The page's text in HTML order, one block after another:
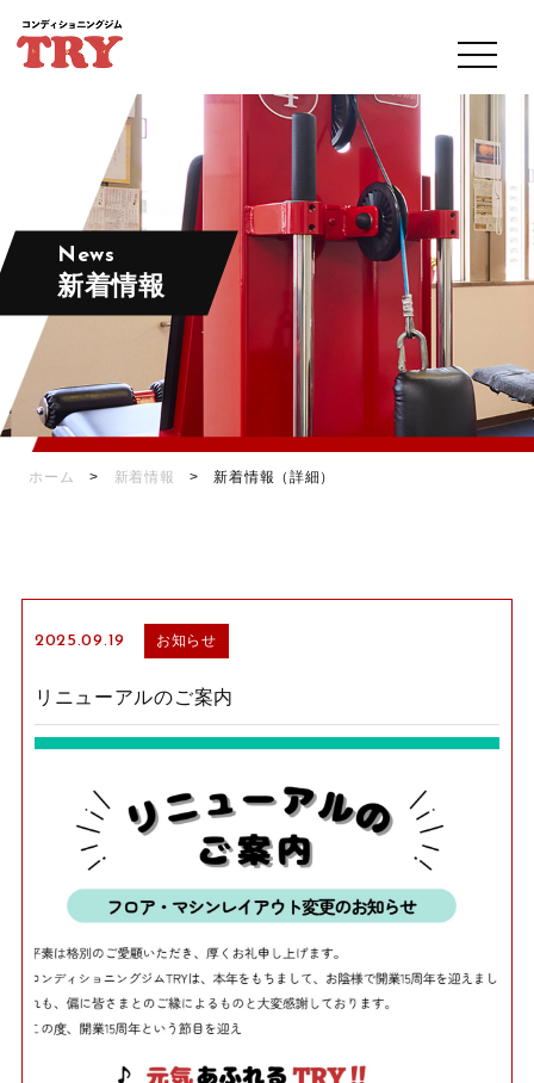
News
新着情報
ホーム > 新着情報 > 新着情報（詳細）
2025.09.19 お知らせ
リニューアルのご案内